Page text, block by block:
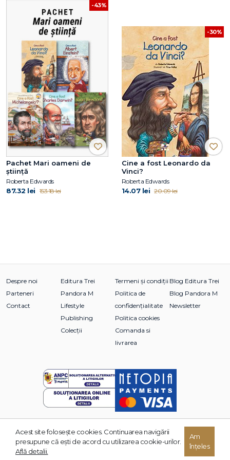
-43%
Pachet Mari oameni de
știință
Roberta Edwards
87.32 lei 153.18 lei
-30%
Cine a fost Leonardo da
Vinci?
Roberta Edwards
14.07 lei 20.09 lei
Despre noi
Parteneri
Contact
Editura Trei
Pandora M
Lifestyle
Publishing
Colecții
Termeni și condiții
Politica de
confidențialitate
Politica cookies
Comanda si
livrarea
Blog Editura Trei
Blog Pandora M
Newsletter
© 2026 Grupul Editorial TREI. Toate drepturile rezervate.
Acest site foloseşte cookies. Continuarea navigării
presupune că eşti de acord cu utilizarea cookie-urilor.
Află detalii.
Am
înțeles